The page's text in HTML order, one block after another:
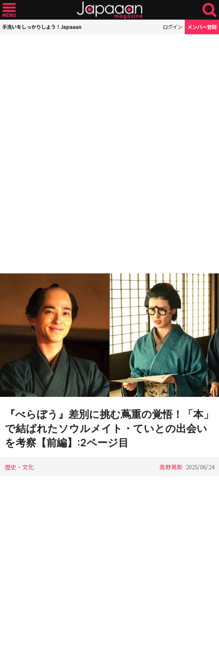
手洗いをしっかりしよう！Japaaan ログイン メンバー登録
『べらぼう』差別に挑む蔦重の覚悟！「本」
で結ばれたソウルメイト・ていとの出会い
を考察【前編】:2ページ目
歴史・文化 高野晃彰 2025/06/24